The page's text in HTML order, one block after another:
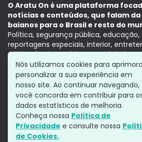
O Aratu On é uma plataforma
notícias e conteúdos, que falam da
baianos para o Brasil e resto do
Política, segurança pública, educação,
reportagens especiais, interior,
Aqui, tudo vira notícia e a notícia é no
com a credibilidade do Grupo Aratu.
Grupo Aratu
Política de privacidade
Siga-nos
Nós utilizamos cookies para
personalizar a sua experiência em
nosso site. Ao continuar navegando,
você concorda em contribuir para
dados estatísticos de melhoria.
Conheça nossa Política de
Privacidade e consulte nossa
de Cookies.